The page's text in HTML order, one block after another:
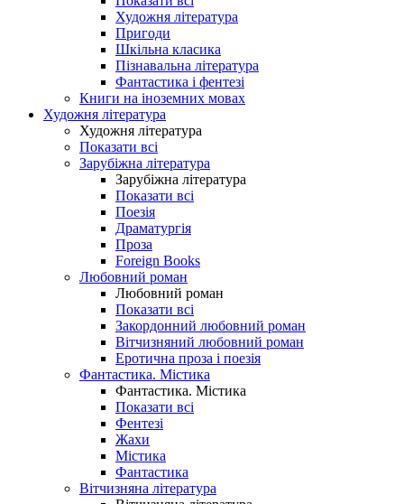
Художня література
Пригоди
Шкільна класика
Пізнавальна література
Фантастика і фентезі
Книги на іноземних мовах
Художня література
Художня література
Показати всі
Зарубіжна література
Зарубіжна література
Показати всі
Поезія
Драматургія
Проза
Foreign Books
Любовний роман
Любовний роман
Показати всі
Закордонний любовний роман
Вітчизняний любовний роман
Еротична проза і поезія
Фантастика. Містика
Фантастика. Містика
Показати всі
Фентезі
Жахи
Містика
Фантастика
Вітчизняна література